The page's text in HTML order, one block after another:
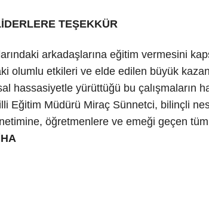
TEŞEKKÜR
arkadaşlarına eğitim vermesini
olumlu etkileri ve elde edilen büyük
hassasiyetle yürüttüğü bu çalışmaların
Eğitim Müdürü Miraç Sünnetci, bilinçli
öğretmenlere ve emeği geçen tüm